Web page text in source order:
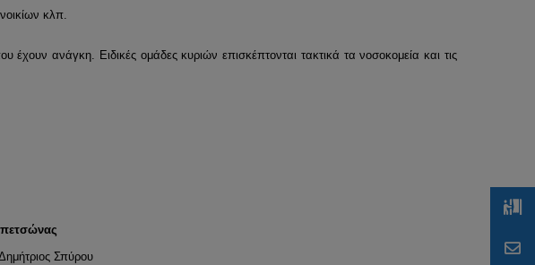
κλπ.
ανάγκη. Eιδικές ομάδες κυριών επισκέπτονται τακτικά τα νοσοκομεία και τις
Σπύρου